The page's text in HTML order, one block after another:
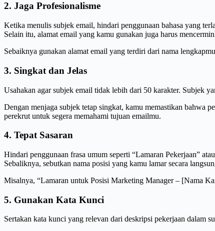
2. Jaga Profesionalisme
Ketika menulis subjek email, hindari penggunaan bahasa yang
Selain itu, alamat email yang kamu gunakan juga harus
Sebaiknya gunakan alamat email yang terdiri dari nama
3. Singkat dan Jelas
Usahakan agar subjek email tidak lebih dari 50 karakter. Subjek
Dengan menjaga subjek tetap singkat, kamu memastikan bahwa
perekrut untuk segera memahami tujuan emailmu.
4. Tepat Sasaran
Hindari penggunaan frasa umum seperti “Lamaran Pekerjaan”
Sebaliknya, sebutkan nama posisi yang kamu lamar secara
Misalnya, “Lamaran untuk Posisi Marketing Manager – [Nama
5. Gunakan Kata Kunci
Sertakan kata kunci yang relevan dari deskripsi pekerjaan dalam